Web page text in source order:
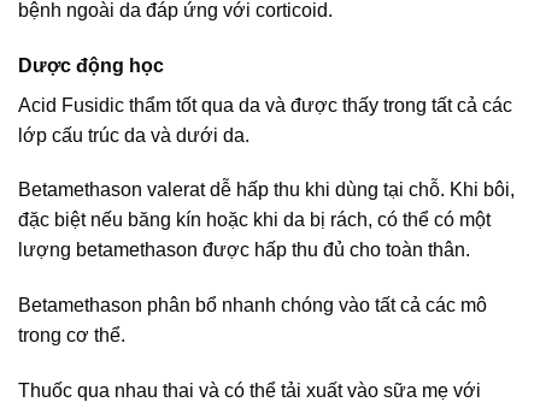
bệnh ngoài da đáp ứng với corticoid.
Dược động học
Acid Fusidic thẩm tốt qua da và được thấy trong tất cả các
lớp cấu trúc da và dưới da.
Betamethason valerat dễ hấp thu khi dùng tại chỗ. Khi bôi,
đặc biệt nếu băng kín hoặc khi da bị rách, có thể có một
lượng betamethason được hấp thu đủ cho toàn thân.
Betamethason phân bổ nhanh chóng vào tất cả các mô
trong cơ thể.
Thuốc qua nhau thai và có thể tải xuất vào sữa mẹ với